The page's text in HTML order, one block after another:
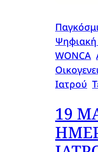
Ψηφιακή
WONCA
Ιατρού
19